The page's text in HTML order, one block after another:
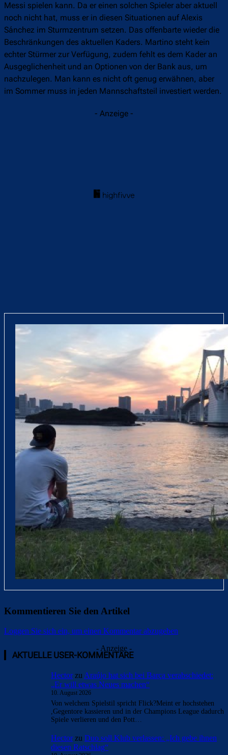
Messi spielen kann. Da er einen solchen Spieler aber aktuell
noch nicht hat, muss er in diesen Situationen auf Alexis
Sánchez im Sturmzentrum setzen. Das offenbarte wieder die
Beschränkungen des aktuellen Kaders. Martino steht kein
echter Stürmer zur Verfügung, zudem fehlt es dem Kader an
Ausgeglichenheit und an Optionen von der Bank aus, um
nachzulegen. Man kann es nicht oft genug erwähnen, aber
im Sommer muss in jeden Mannschaftsteil investiert werden.
- Anzeige -
Kommentieren Sie den Artikel
Loggen Sie sich ein, um einen Kommentar abzugeben
- Anzeige -
AKTUELLE USER-KOMMENTARE
Hectorzu Araújo hat sich bei Barça verabschiedet:
„Er will etwas Neues machen“
10. August 2026
Von welchem Spielstil spricht Flick?Meint er hochstehen
,Gegentore kassieren und in der Champions League dadurch
Spiele verlieren und den Pott…
Hectorzu Duo soll Klub verlassen: „Ich gebe ihnen
diesen Ratschlag“